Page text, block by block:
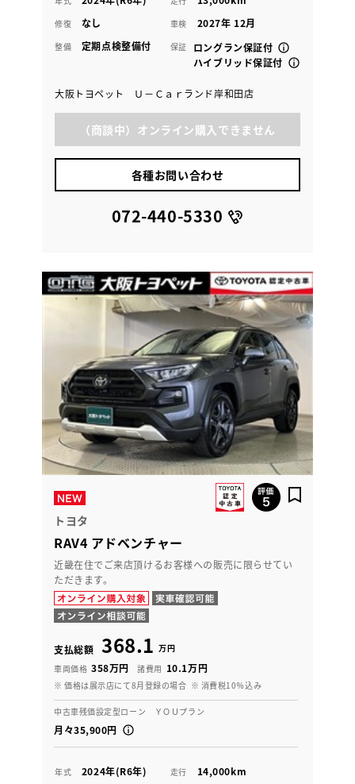
修復 なし 車検 2027年 12月
整備 定期点検整備付 保証
ロングラン保証付
ハイブリッド保証付
大阪トヨペット Ｕ－Ｃａｒランド岸和田店
（商談中）オンライン購入できません
各種お問い合わせ
072-440-5330
トヨタ
RAV4 アドベンチャー
近畿在住でご来店頂けるお客様への販売に限らせてい
ただきます。
支払総額 368.1 万円
車両価格 358万円 諸費用 10.1万円
※ 価格は展示店にて8月登録の場合 ※ 消費税10％込み
中古車残価設定型ローン ＹＯＵプラン
月々35,900円
年式 2024年(R6年) 走行 14,000km